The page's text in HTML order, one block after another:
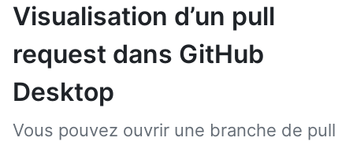
Visualisation d’un pull
request dans GitHub
Desktop
Vous pouvez ouvrir une branche de pull